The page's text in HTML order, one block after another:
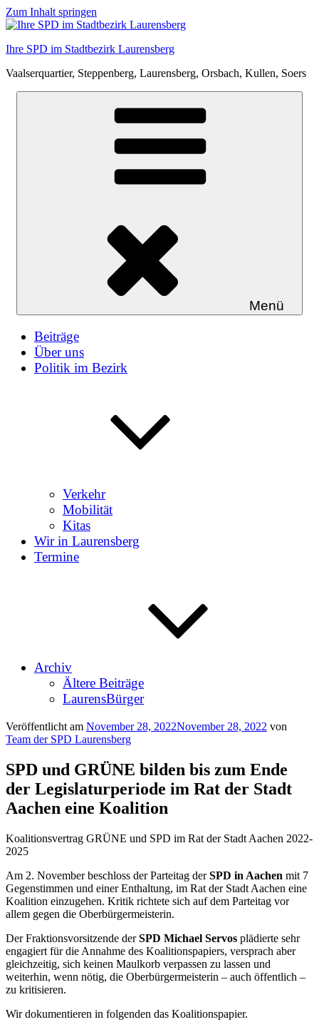
Zum Inhalt springen
Ihre SPD im Stadtbezirk Laurensberg
Vaalserquartier, Steppenberg, Laurensberg, Orsbach, Kullen, Soers
Menü
Beiträge
Über uns
Politik im Bezirk
Verkehr
Mobilität
Kitas
Wir in Laurensberg
Termine
Archiv
Ältere Beiträge
LaurensBürger
Veröffentlicht am November 28, 2022November 28, 2022 von
Team der SPD Laurensberg
SPD und GRÜNE bilden bis zum Ende
der Legislaturperiode im Rat der Stadt
Aachen eine Koalition
Koalitionsvertrag GRÜNE und SPD im Rat der Stadt Aachen 2022-
2025
Am 2. November beschloss der Parteitag derSPD in Aachen mit 7
Gegenstimmen und einer Enthaltung, im Rat der Stadt Aachen eine
Koalition einzugehen. Kritik richtete sich auf dem Parteitag vor
allem gegen die Oberbürgermeisterin.
Der Fraktionsvorsitzende derSPD Michael Servos plädierte sehr
engagiert für die Annahme des Koalitionspapiers, versprach aber
gleichzeitig, sich keinen Maulkorb verpassen zu lassen und
weiterhin, wenn nötig, die Oberbürgermeisterin – auch öffentlich –
zu kritisieren.
Wir dokumentieren in folgenden das Koalitionspapier.